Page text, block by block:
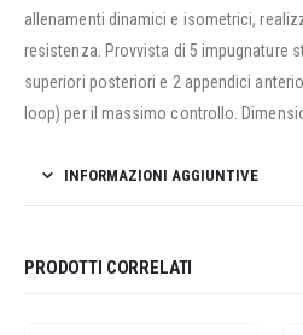
allenamenti dinamici e isometrici,
resistenza. Provvista di 5 impugnature
superiori posteriori e 2 appendici
loop) per il massimo controllo.
INFORMAZIONI AGGIUNTIVE
PRODOTTI CORRELATI